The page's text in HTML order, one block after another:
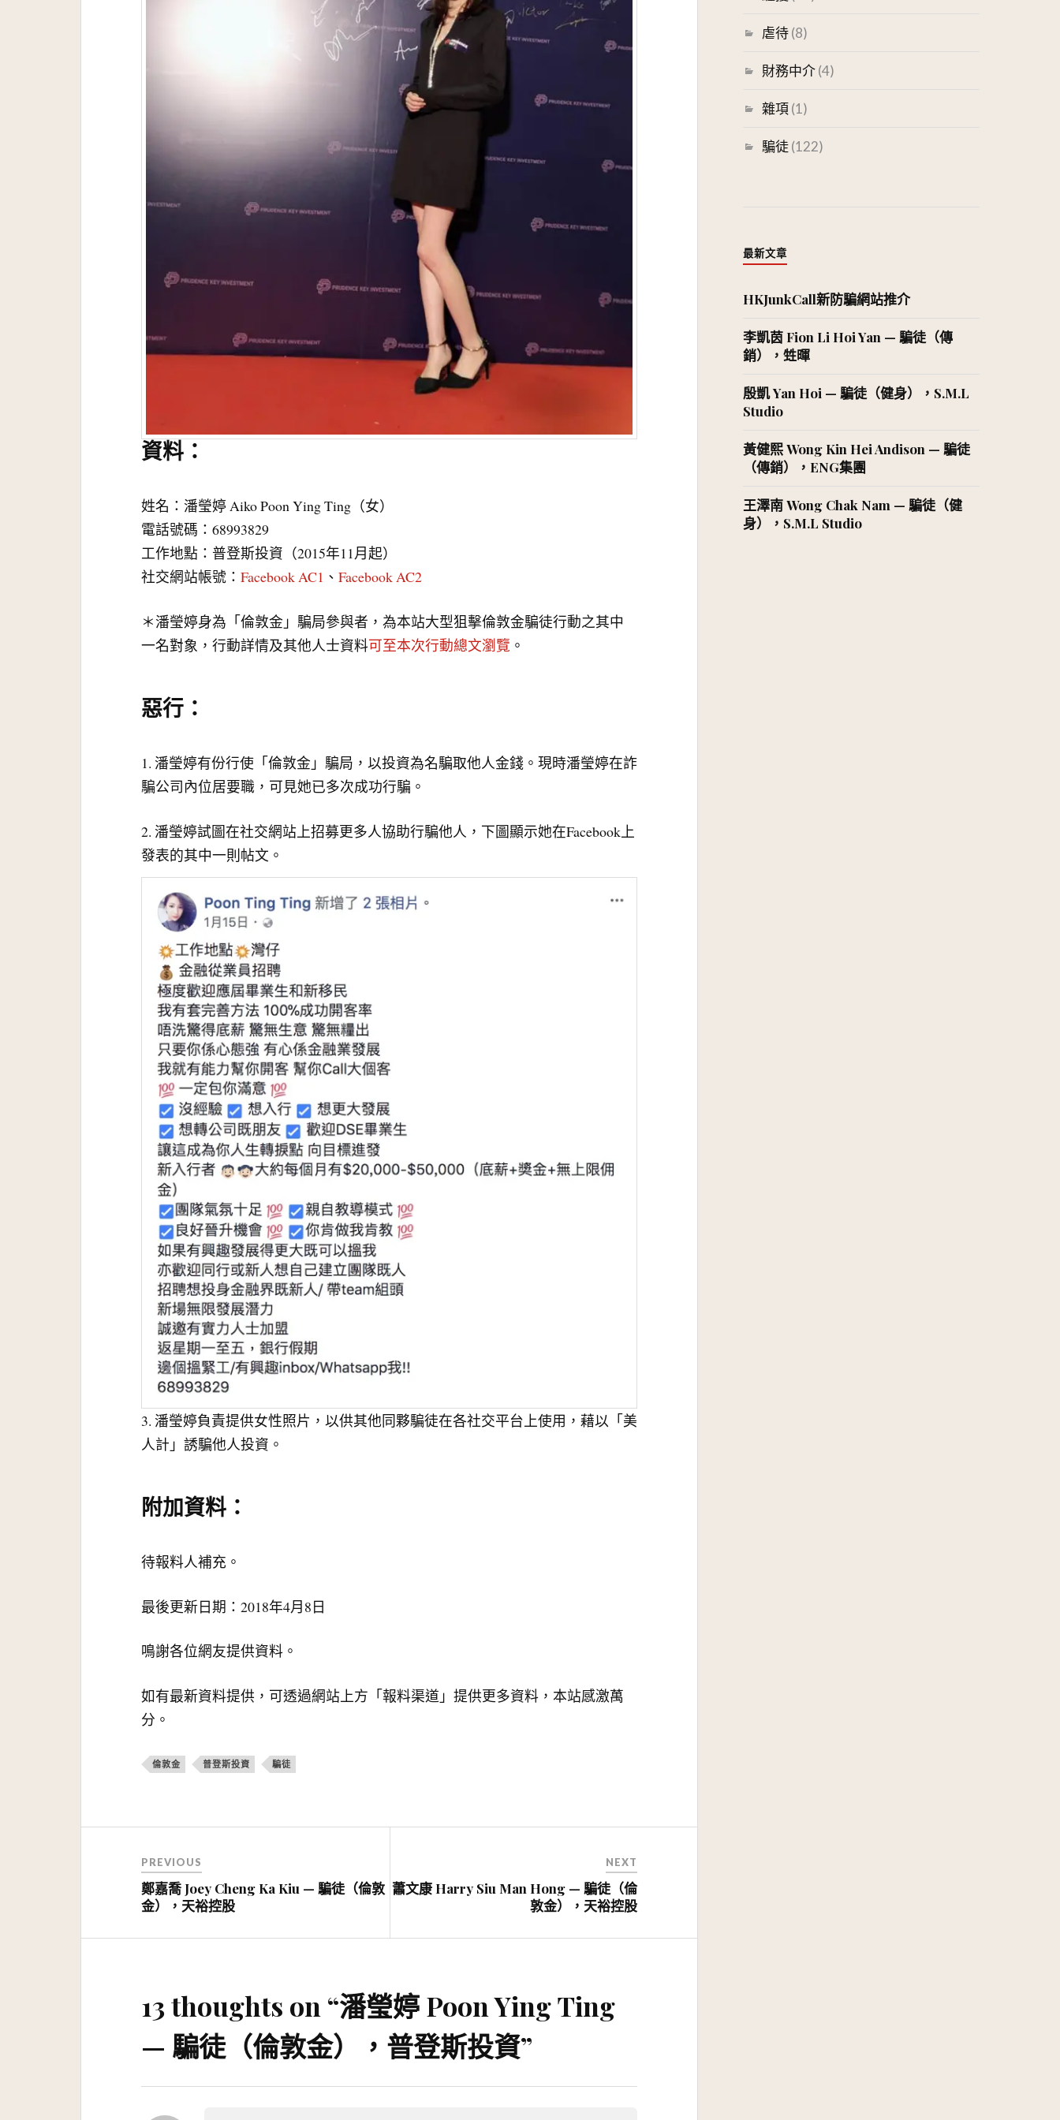
資料：
姓名：潘瑩婷 Aiko Poon Ying Ting（女）
電話號碼：68993829
工作地點：普登斯投資（2015年11月起）
社交網站帳號：Facebook AC1 、Facebook AC2
＊潘瑩婷身為「倫敦金」騙局參與者，為本站大型狙擊倫敦金騙徒行動之其中
一名對象，行動詳情及其他人士資料可至本次行動總文瀏覽 。
惡行：
1. 潘瑩婷有份行使「倫敦金」騙局，以投資為名騙取他人金錢。現時潘瑩婷在詐
騙公司內位居要職，可見她已多次成功行騙。
2. 潘瑩婷試圖在社交網站上招募更多人協助行騙他人，下圖顯示她在Facebook上
發表的其中一則帖文。
3. 潘瑩婷負責提供女性照片，以供其他同夥騙徒在各社交平台上使用，藉以「美
人計」誘騙他人投資。
附加資料：
待報料人補充。
最後更新日期：2018年4月8日
鳴謝各位網友提供資料。
如有最新資料提供，可透過網站上方「報料渠道」提供更多資料，本站感激萬
分。
倫敦金 普登斯投資 騙徒
覽
PREVIOUS
鄭嘉喬 Joey Cheng Ka Kiu — 騙徒（倫敦
金），天裕控股
NEXT
蕭文康 Harry Siu Man Hong — 騙徒（倫
敦金），天裕控股
13 thoughts on “潘瑩婷 Poon Ying Ting
— 騙徒（倫敦金），普登斯投資”
虐待(8)
財務中介(4)
雜項(1)
騙徒(122)
最新文章
HKJunkCall新防騙網站推介
李凱茵 Fion Li Hoi Yan — 騙徒（傳
銷），甡暉
殷凱 Yan Hoi — 騙徒（健身），S.M.L
Studio
黃健熙 Wong Kin Hei Andison — 騙徒
（傳銷），ENG集團
王澤南 Wong Chak Nam — 騙徒（健
身），S.M.L Studio